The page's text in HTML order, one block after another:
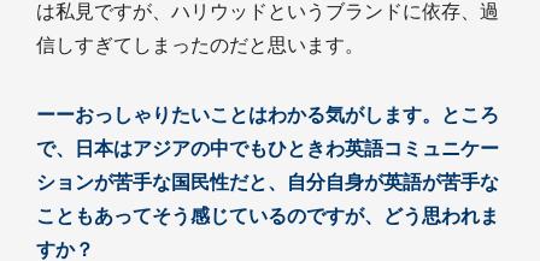
は私見ですが、ハリウッドというブランドに依存、過
信しすぎてしまったのだと思います。
ーーおっしゃりたいことはわかる気がします。ところ
で、日本はアジアの中でもひときわ英語コミュニケー
ションが苦手な国民性だと、自分自身が英語が苦手な
こともあってそう感じているのですが、どう思われま
すか？